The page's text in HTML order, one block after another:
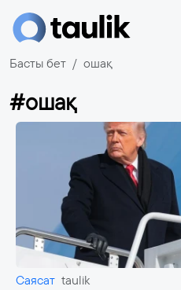
Басты бет ошақ
#ошақ
Саясат taulik